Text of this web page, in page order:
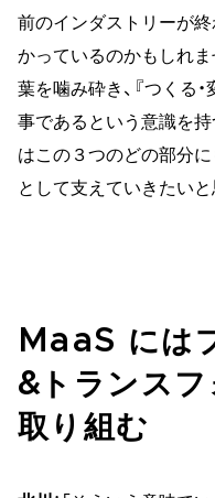
前のインダストリーが
かっているのかもしれ
葉を噛み砕き、『つくる
事であるという意識を
はこの３つのどの部分
として支えていきたいと
MaaS には
&トランス
取り組む